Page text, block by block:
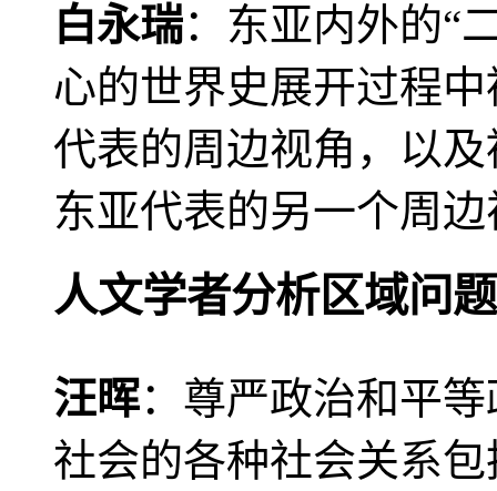
白永瑞：东亚内外的“
心的世界史展开过程
代表的周边视角，以
东亚代表的另一个周
人文学者分析区域问题
汪晖：尊严政治和平
社会的各种社会关系